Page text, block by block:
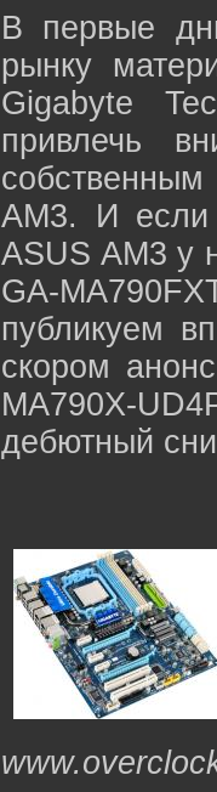
В первые
рынку
Gigabyte
привлечь
AM3. И если
ASUS AM3 у
GA-
публикуем
скором
MA790X-
дебютный